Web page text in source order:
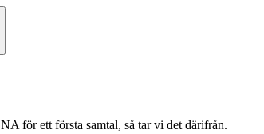
för ett första samtal, så tar vi det därifrån.